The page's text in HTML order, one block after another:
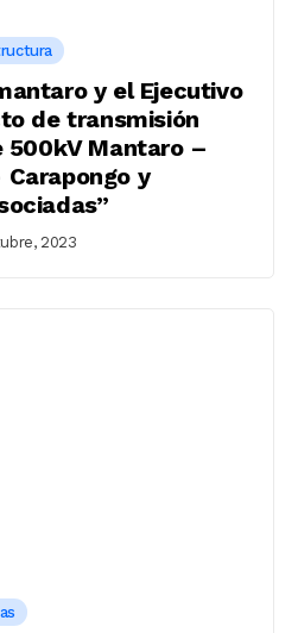
y el Ejecutivo
de transmisión
500kV Mantaro –
Carapongo y
2023